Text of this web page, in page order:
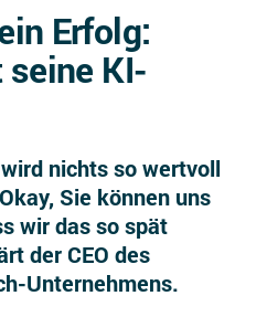
Erfolg:
seine KI-
nichts so wertvoll
Sie können uns
wir das so spät
der CEO des
Unternehmens.